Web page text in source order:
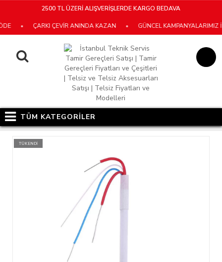
2500 TL ÜZERİ ALIŞVERİŞLERDE KARGO BEDAVA
• ÇARKI ÇEVİR ANINDA KAZAN • GÜNCEL KAMPANYALARIMIZ
TÜM KATEGORİLER
TÜKENDİ